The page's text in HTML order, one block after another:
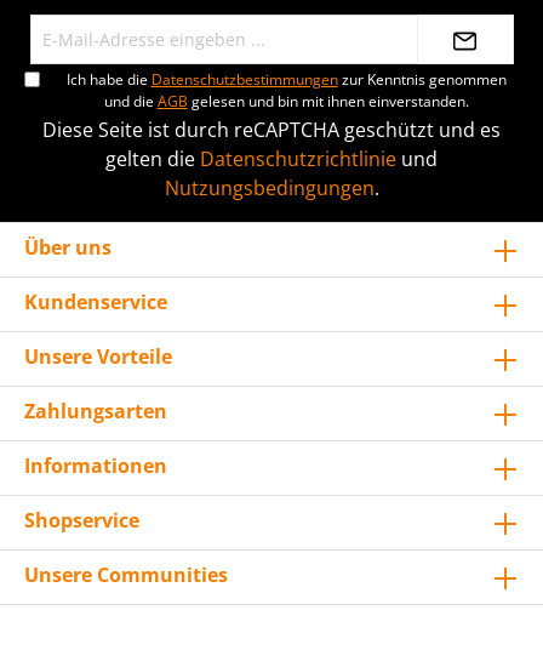
Ich habe die Datenschutzbestimmungenzur Kenntnis genommen
und dieAGB gelesen und bin mit ihnen einverstanden.
Diese Seite ist durch reCAPTCHA geschützt und es
gelten die Datenschutzrichtlinie und
Nutzungsbedingungen.
Über uns
Kundenservice
Unsere Vorteile
Zahlungsarten
Informationen
Shopservice
Unsere Communities